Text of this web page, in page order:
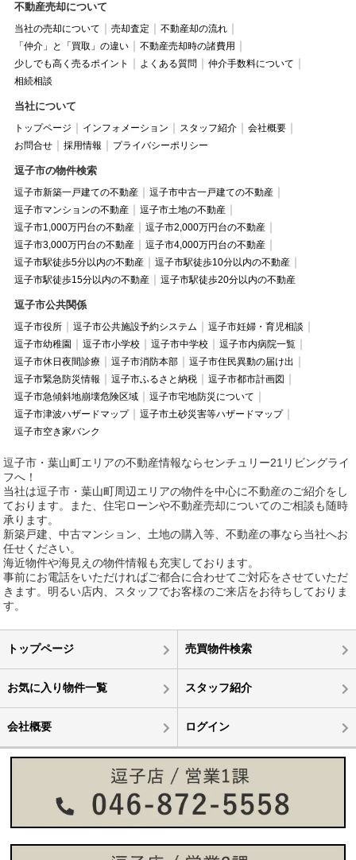
不動産売却について
当社の売却について 売却査定
不動産却の流れ
「仲介」と「買取」の違い
不動産売却時の諸費用
少しでも高く売るポイント
よくある質問
仲介手数料について
相続相談
当社について
トップページ インフォメーション スタッフ紹介
会社概要
お問合せ
採用情報 プライバシーポリシー
逗子市の物件検索
逗子市新築一戸建ての不動産
逗子市中古一戸建ての不動産
逗子市マンションの不動産
逗子市土地の不動産
逗子市1,000万円台の不動産
逗子市2,000万円台の不動産
逗子市3,000万円台の不動産
逗子市4,000万円台の不動産
逗子市駅徒歩5分以内の不動産
逗子市駅徒歩10分以内の不動産
逗子市駅徒歩15分以内の不動産
逗子市駅徒歩20分以内の不動産
逗子市公共関係
逗子市役所 逗子市公共施設予約システム
逗子市妊婦・育児相談
逗子市幼稚園
逗子市小学校 逗子市中学校
逗子市内病院一覧
逗子市休日夜間診療
逗子市消防本部
逗子市住民異動の届け出
逗子市緊急防災情報
逗子市ふるさと納税
逗子市都市計画図
逗子市急傾斜地崩壊危険区域
逗子市宅地防災について
逗子市津波ハザードマップ
逗子市土砂災害等ハザードマップ
逗子市空き家バンク
逗子市・葉山町エリアの不動産情報ならセンチュリー21リビングライ
フへ！
当社は逗子市・葉山町周辺エリアの物件を中心に不動産のご紹介をし
ております。また、住宅ローンや不動産売却についてのご相談も随時
承ります。
新築戸建、中古マンション、土地の購入等、不動産の事なら当社へお
任せください。
海近物件や海見えの物件情報も充実しております。
事前にお電話をいただければご都合に合わせてご対応をさせていただ
きます。明るい店内、スタッフでお客様のご来店をお待ちしておりま
す。
トップページ 売買物件検索
お気に入り物件一覧 スタッフ紹介
会社概要 ログイン